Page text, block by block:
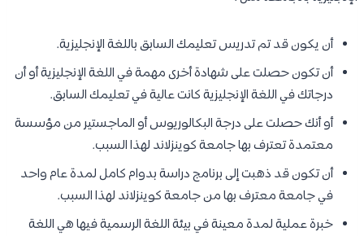
أن يكون قد تم تدريس تعليمك السابق باللغة الإنجليزية.
أن تكون حصلت على شهادة أخرى مهمة في اللغة الإنجليزية أو أن
درجاتك في اللغة الإنجليزية كانت عالية في تعليمك السابق.
أو أنك حصلت على درجة البكالوريوس أو الماجستير من مؤسسة
معتمدة تعترف بها جامعة كوينزلاند لهذا السبب.
أن تكون قد ذهبت إلى برنامج دراسة بدوام كامل لمدة عام واحد
في جامعة معترف بها من جامعة كوينزلاند لهذا السبب.
خبرة عملية لمدة معينة في بيئة اللغة الرسمية فيها هي اللغة